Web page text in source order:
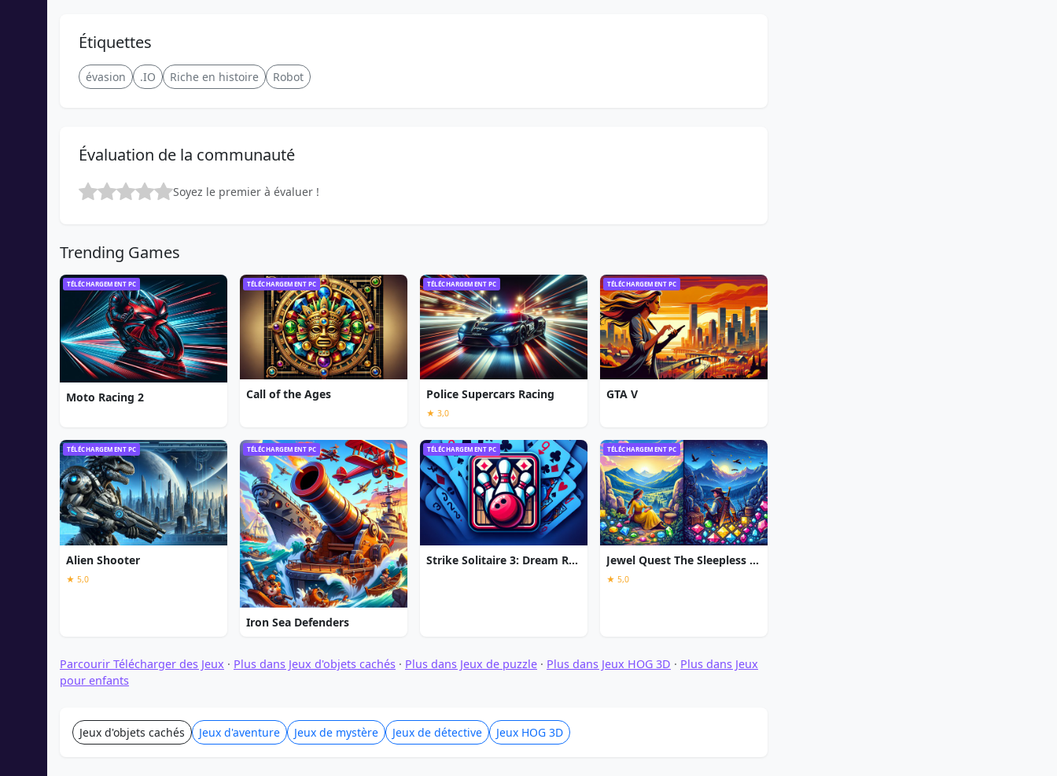
Étiquettes
évasion .IO Riche en histoire Robot
Évaluation de la communauté
Soyez le premier à évaluer !
Trending Games
TÉLÉCHARGEMENT PC
Moto Racing 2
TÉLÉCHARGEMENT PC
Call of the Ages
TÉLÉCHARGEMENT PC
Police Supercars Racing
★ 3,0
TÉLÉCHARGEMENT PC
GTA V
TÉLÉCHARGEMENT PC
Alien Shooter
★ 5,0
TÉLÉCHARGEMENT PC
Iron Sea Defenders
TÉLÉCHARGEMENT PC
Strike Solitaire 3: Dream Resort
TÉLÉCHARGEMENT PC
Jewel Quest The Sleepless Star
★ 5,0
Parcourir Télécharger des Jeux · Plus dans Jeux d'objets cachés · Plus dans Jeux de puzzle · Plus dans Jeux HOG 3D · Plus dans Jeux
pour enfants
Jeux d'objets cachés Jeux d'aventure Jeux de mystère Jeux de détective Jeux HOG 3D